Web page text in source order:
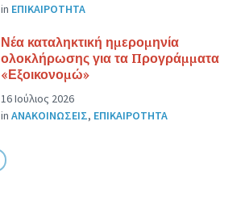
in ΕΠΙΚΑΙΡΟΤΗΤΑ
Νέα καταληκτική ημερομηνία
ολοκλήρωσης για τα Προγράμματα
«Εξοικονομώ»
16 Ιούλιος 2026
in ΑΝΑΚΟΙΝΩΣΕΙΣ, ΕΠΙΚΑΙΡΟΤΗΤΑ